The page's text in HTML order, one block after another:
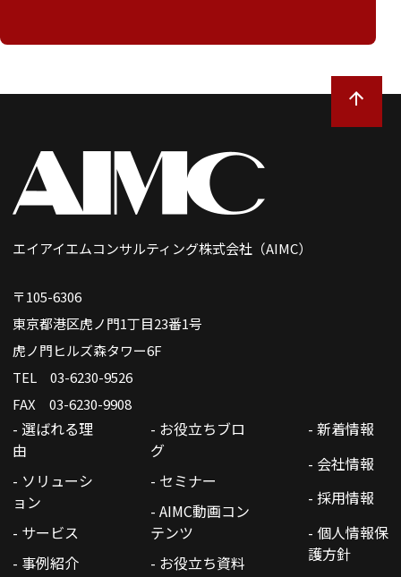
エイアイエムコンサルティング株式会社（AIMC）
〒105-6306
東京都港区虎ノ門1丁目23番1号
虎ノ門ヒルズ森タワー6F
TEL 03-6230-9526
FAX 03-6230-9908
- 選ばれる理
由
- ソリューシ
ョン
- サービス
- 事例紹介
- お役立ちブロ
グ
- セミナー
- AIMC動画コン
テンツ
- お役立ち資料
- 新着情報
- 会社情報
- 採用情報
- 個人情報保
護方針